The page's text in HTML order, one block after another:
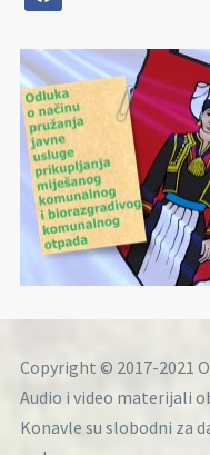
Copyright © 2017-2021
Audio i video materijali
Konavle su slobodni za